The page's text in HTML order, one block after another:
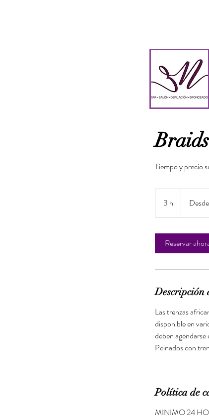
Tiempo y precio
3 h
1000.00
Reservar
Descripción
Las trenzas
disponible en
deben
Peinados con
Política de
MINIMO 24